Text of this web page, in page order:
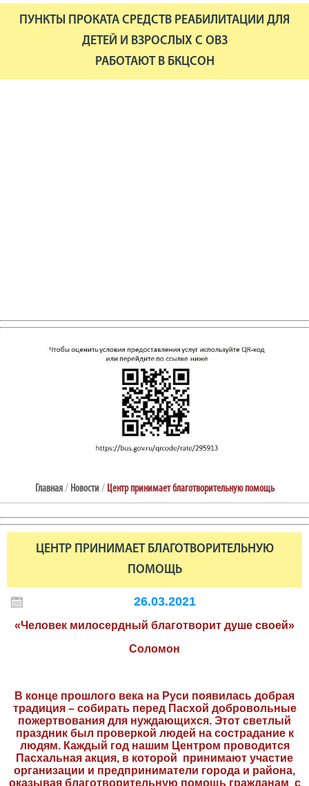
ПУНКТЫ ПРОКАТА СРЕДСТВ РЕАБИЛИТАЦИИ ДЛЯ
ДЕТЕЙ И ВЗРОСЛЫХ С ОВЗ
РАБОТАЮТ В БКЦСОН
Главная / Новости / Центр принимает благотворительную помощь
ЦЕНТР ПРИНИМАЕТ БЛАГОТВОРИТЕЛЬНУЮ
ПОМОЩЬ
26.03.2021
«Человек милосердный благотворит душе своей»
Соломон
В конце прошлого века на Руси появилась добрая
традиция – собирать перед Пасхой добровольные
пожертвования для нуждающихся. Этот светлый
праздник был проверкой людей на сострадание к
людям. Каждый год нашим Центром проводится
Пасхальная акция, в которой принимают участие
организации и предприниматели города и района,
оказывая благотворительную помощь гражданам с